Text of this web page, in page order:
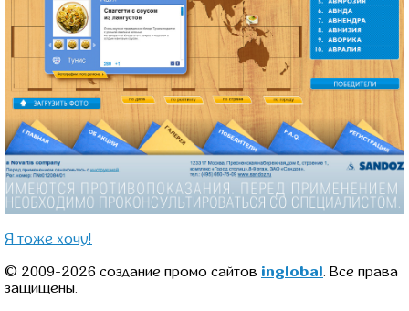
Я тоже хочу!
© 2009-2026 создание промо сайтов inglobal . Все права
защищены.